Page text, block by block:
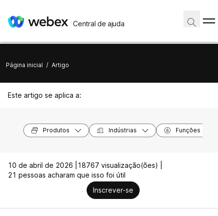
Central de ajuda
Página inicial / Artigo
Este artigo se aplica a:
Produtos Indústrias Funções
10 de abril de 2026 |
18767 visualização(ões) |
21 pessoas acharam que isso foi útil
Inscrever-se